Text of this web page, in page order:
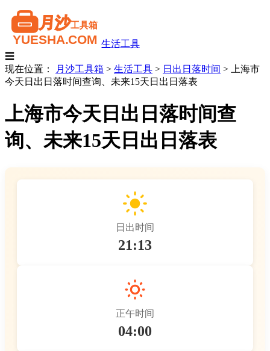
生活工具
☰
现在位置：
月沙工具箱 > 生活工具 > 日出日落时间 >
上海市
今天日出日落时间查询、未来15天日出日落表
上海市今天日出日落时间查
询、未来15天日出日落表
日出时间
21:13
正午时间
04:00